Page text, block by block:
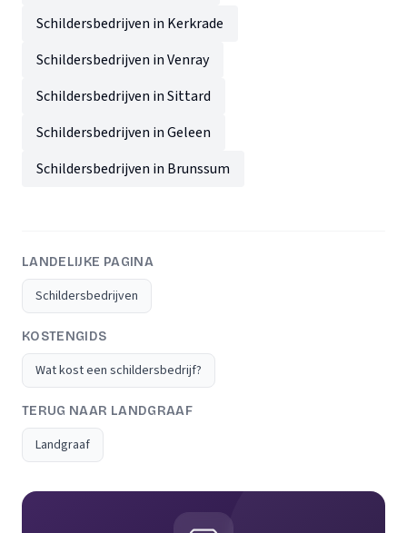
Schildersbedrijven in Kerkrade
Schildersbedrijven in Venray
Schildersbedrijven in Sittard
Schildersbedrijven in Geleen
Schildersbedrijven in Brunssum
LANDELIJKE PAGINA
Schildersbedrijven
KOSTENGIDS
Wat kost een schildersbedrijf?
TERUG NAAR LANDGRAAF
Landgraaf